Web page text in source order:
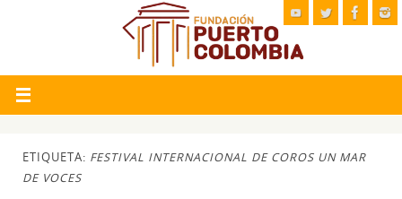
ETIQUETA: FESTIVAL INTERNACIONAL DE COROS UN MAR
DE VOCES